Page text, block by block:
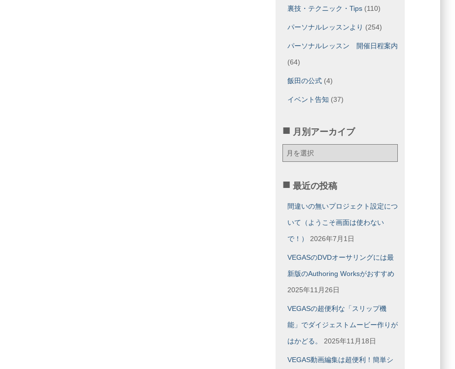
裏技・テクニック・Tips(110)
パーソナルレッスンより (254)
パーソナルレッスン 開催日程案内
(64)
飯田の公式(4)
イベント告知 (37)
月別アーカイブ
月
別
カ
ブ
最近の投稿
間違いの無いプロジェクト設定につ
いて（ようこそ画面は使わない
で！） 2026年7月1日
VEGASのDVDオーサリングには最
新版のAuthoring Worksがおすすめ
2025年11月26日
VEGASの超便利な「スリップ機
能」でダイジェストムービー作りが
はかどる。 2025年11月18日
VEGAS動画編集は超便利！簡単シ